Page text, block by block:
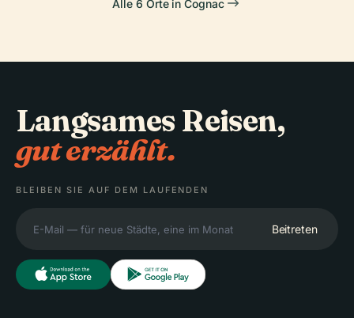
Alle 6 Orte in Cognac
Langsames Reisen,
gut erzählt.
BLEIBEN SIE AUF DEM LAUFENDEN
Beitreten